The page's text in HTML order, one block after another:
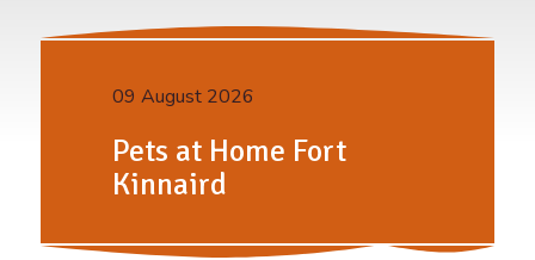
09 August 2026
Pets at Home Fort
Kinnaird